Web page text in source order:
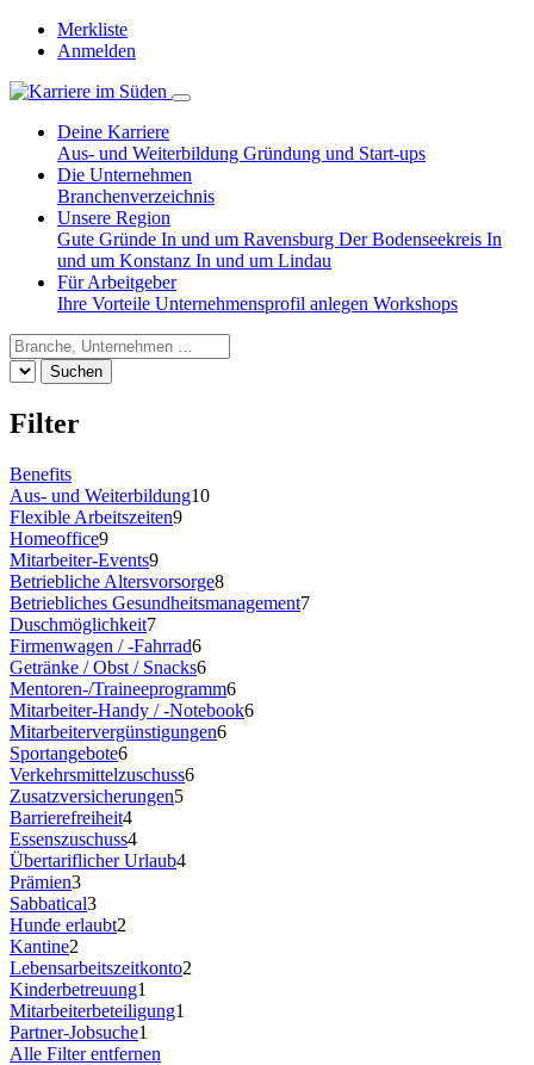
Merkliste
Anmelden
Deine Karriere
Aus- und Weiterbildung Gründung und Start-ups
Die Unternehmen
Branchenverzeichnis
Unsere Region
Gute Gründe In und um Ravensburg Der Bodenseekreis In
und um Konstanz In und um Lindau
Für Arbeitgeber
Ihre Vorteile Unternehmensprofil anlegen Workshops
Suchen
Filter
Benefits
Aus- und Weiterbildung10
Flexible Arbeitszeiten9
Homeoffice9
Mitarbeiter-Events9
Betriebliche Altersvorsorge8
Betriebliches Gesundheitsmanagement7
Duschmöglichkeit7
Firmenwagen / -Fahrrad6
Getränke / Obst / Snacks6
Mentoren-/Traineeprogramm6
Mitarbeiter-Handy / -Notebook6
Mitarbeitervergünstigungen6
Sportangebote6
Verkehrsmittelzuschuss6
Zusatzversicherungen5
Barrierefreiheit4
Essenszuschuss4
Übertariflicher Urlaub4
Prämien3
Sabbatical3
Hunde erlaubt2
Kantine2
Lebensarbeitszeitkonto2
Kinderbetreuung1
Mitarbeiterbeteiligung1
Partner-Jobsuche1
Alle Filter entfernen